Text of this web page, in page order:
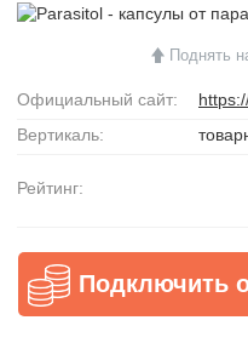
Поднять
Официальный сайт:
Вертикаль:
Рейтинг:
Подключить